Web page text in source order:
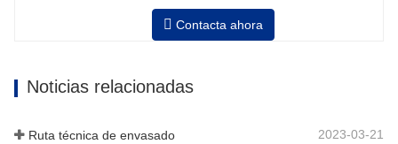
velocidad, estiramiento fuerza puede ser
Neumático superior plato a prensa
Contacta ahora
Noticias relacionadas
Ruta técnica de envasado 2023-03-21